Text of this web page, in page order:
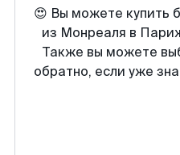
😍 Вы можете купить
из Монреаля в
Также вы можете
обратно, если уже